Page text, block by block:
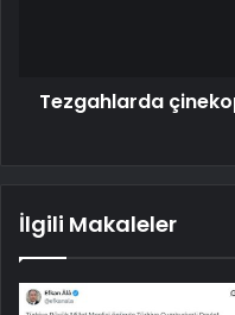
Tezgahlarda
İlgili Makaleler